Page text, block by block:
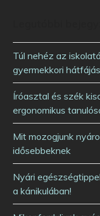
Túl nehéz az
gyermekkori hátfájás
Íróasztal és szék
ergonomikus
Mit mozogjunk
idősebbeknek
Nyári
a kánikulában!